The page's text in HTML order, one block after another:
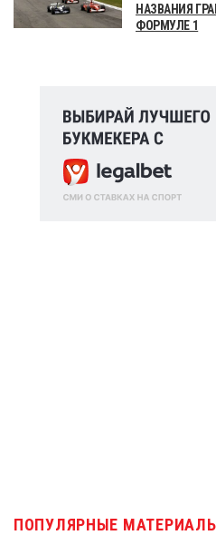
НАЗВАНИЯ
ФОРМУЛЕ 1
ПОПУЛЯРНЫЕ